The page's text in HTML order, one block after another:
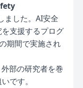
ました。AI安全
支援するプログ
期間で実施され
部の研究者を巻
です。